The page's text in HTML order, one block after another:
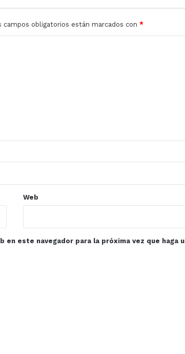
campos obligatorios están marcados con *
Web
este navegador para la próxima vez que haga